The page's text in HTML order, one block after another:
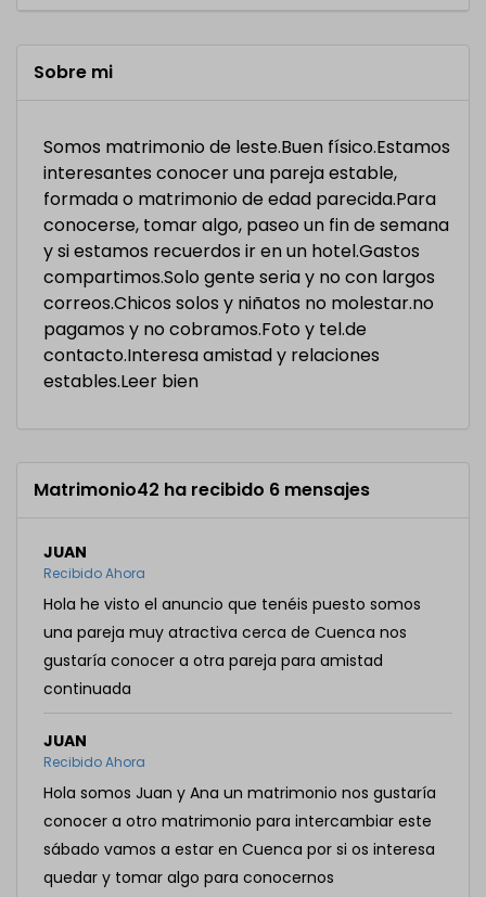
Sobre mi
Somos matrimonio de leste.Buen físico.Estamos
interesantes conocer una pareja estable,
formada o matrimonio de edad parecida.Para
conocerse, tomar algo, paseo un fin de semana
y si estamos recuerdos ir en un hotel.Gastos
compartimos.Solo gente seria y no con largos
correos.Chicos solos y niñatos no molestar.no
pagamos y no cobramos.Foto y tel.de
contacto.Interesa amistad y relaciones
estables.Leer bien
Matrimonio42 ha recibido 6 mensajes
JUAN
Recibido Ahora
Hola he visto el anuncio que tenéis puesto somos
una pareja muy atractiva cerca de Cuenca nos
gustaría conocer a otra pareja para amistad
continuada
JUAN
Recibido Ahora
Hola somos Juan y Ana un matrimonio nos gustaría
conocer a otro matrimonio para intercambiar este
sábado vamos a estar en Cuenca por si os interesa
quedar y tomar algo para conocernos